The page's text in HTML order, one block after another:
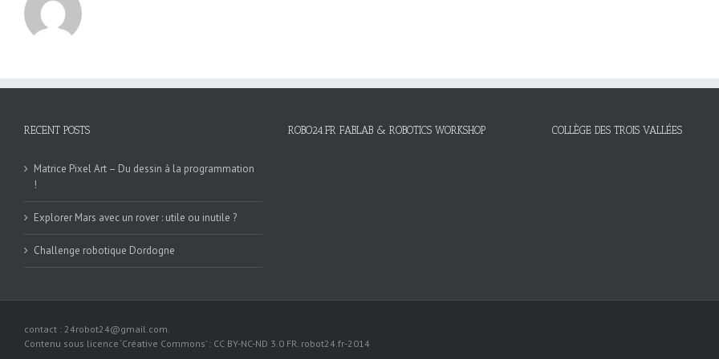
RECENT POSTS
Matrice Pixel Art – Du dessin à la programmation
!
Explorer Mars avec un rover : utile ou inutile ?
Challenge robotique Dordogne
ROBO24.FR FABLAB & ROBOTICS WORKSHOP COLLÈGE DES TROIS VALLÉES
contact : 24robot24@gmail.com.
Contenu sous licence ‘Créative Commons’ : CC BY-NC-ND 3.0 FR. robot24.fr-2014